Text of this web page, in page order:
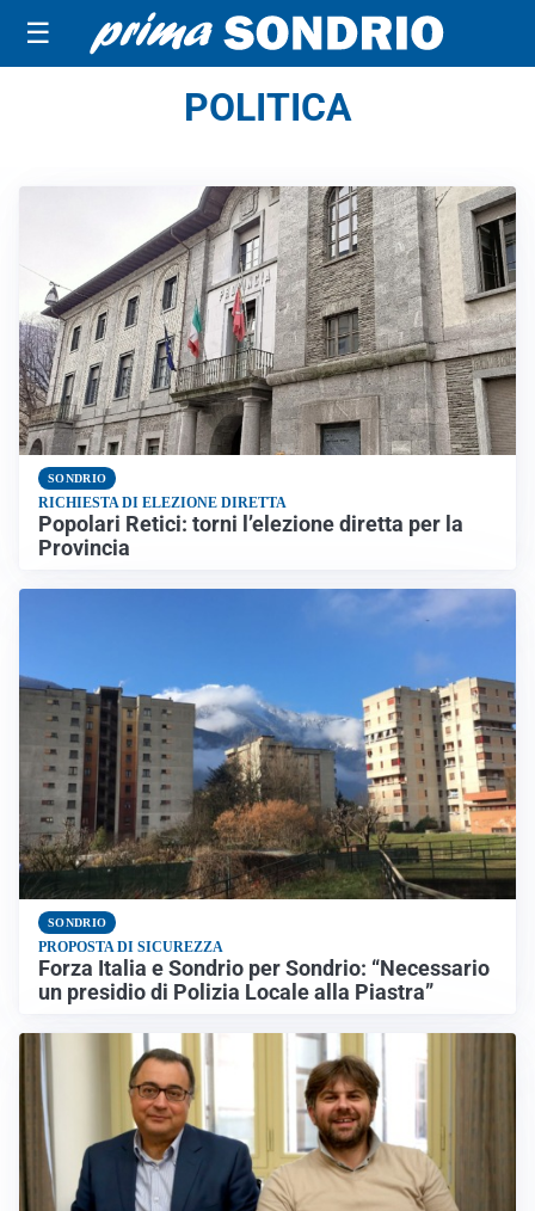
☰
POLITICA
SONDRIO
RICHIESTA DI ELEZIONE DIRETTA
Popolari Retici: torni l’elezione diretta per la
Provincia
SONDRIO
PROPOSTA DI SICUREZZA
Forza Italia e Sondrio per Sondrio: “Necessario
un presidio di Polizia Locale alla Piastra”